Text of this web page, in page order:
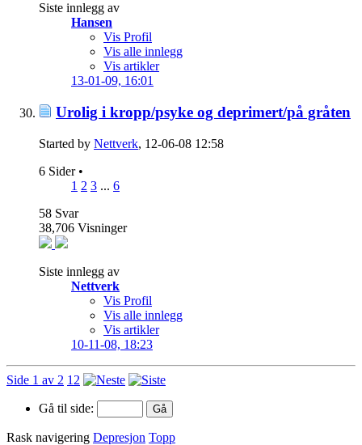
Siste innlegg av
Hansen
Vis Profil
Vis alle innlegg
Vis artikler
13-01-09, 16:01
Urolig i kropp/psyke og deprimert/på gråten
Started by Nettverk, 12-06-08 12:58
6 Sider •
1 2 3 ... 6
58 Svar
38,706 Visninger
Siste innlegg av
Nettverk
Vis Profil
Vis alle innlegg
Vis artikler
10-11-08, 18:23
Side 1 av 2 1 2
Gå til side:
Rask navigering Depresjon Topp